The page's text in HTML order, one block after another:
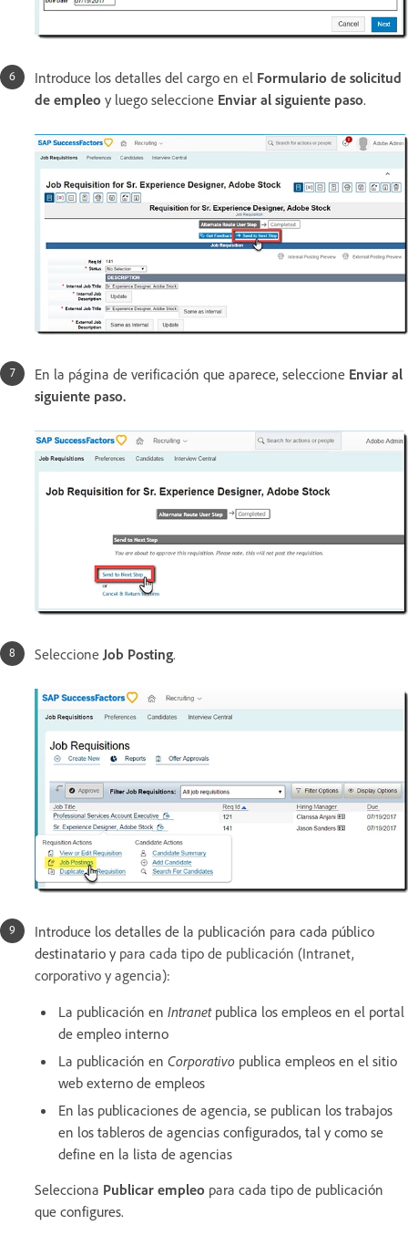
Introduce los detalles del cargo en el Formulario de solicitud
de empleo y luego seleccione Enviar al siguiente paso.
En la página de verificación que aparece, seleccione Enviar al
siguiente paso.
Seleccione Job Posting.
Introduce los detalles de la publicación para cada público
destinatario y para cada tipo de publicación (Intranet,
corporativo y agencia):
La publicación en Intranet publica los empleos en el portal
de empleo interno
La publicación en Corporativo publica empleos en el sitio
web externo de empleos
En las publicaciones de agencia, se publican los trabajos
en los tableros de agencias configurados, tal y como se
define en la lista de agencias
Selecciona Publicar empleo para cada tipo de publicación
que configures.